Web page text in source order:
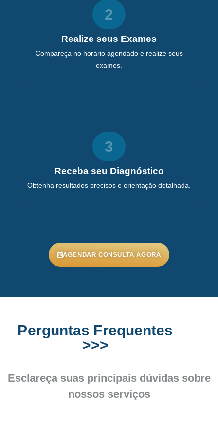
2
Realize seus Exames
Compareça no horário agendado e realize seus
exames.
3
Receba seu Diagnóstico
Obtenha resultados precisos e orientação detalhada.
AGENDAR CONSULTA AGORA
Perguntas Frequentes
>>>
Esclareça suas principais dúvidas sobre
nossos serviços